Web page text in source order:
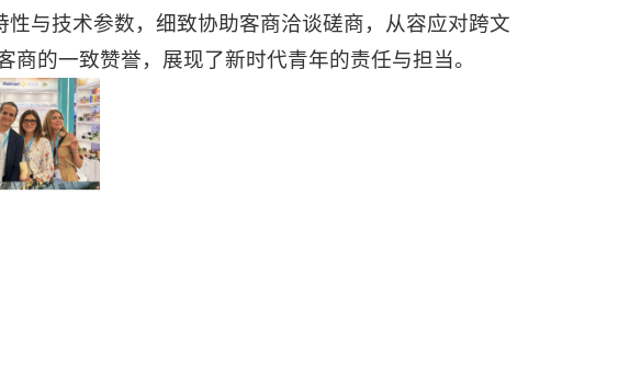
与技术参数，细致协助客商洽谈磋商，从容应对跨文
的一致赞誉，展现了新时代青年的责任与担当。